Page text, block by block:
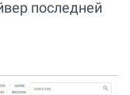
последней